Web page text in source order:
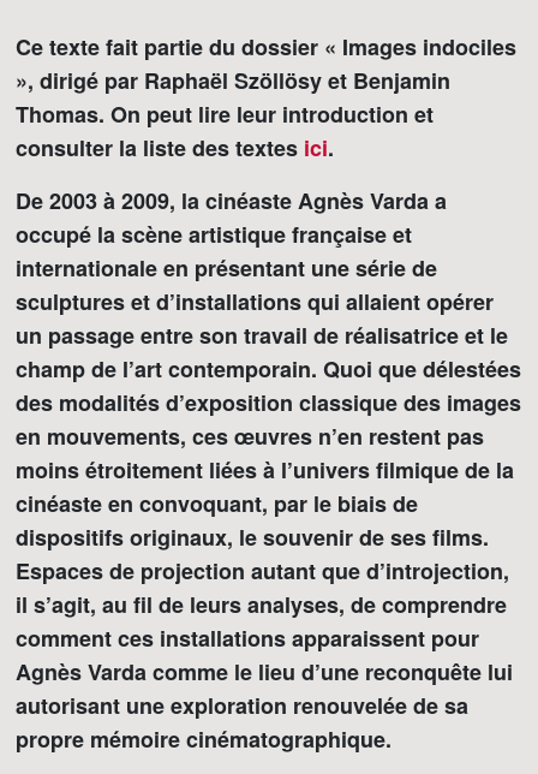
Ce texte fait partie du dossier « Images indociles
», dirigé par Raphaël Szöllösy et Benjamin
Thomas. On peut lire leur introduction et
consulter la liste des textes ici.
De 2003 à 2009, la cinéaste Agnès Varda a
occupé la scène artistique française et
internationale en présentant une série de
sculptures et d’installations qui allaient opérer
un passage entre son travail de réalisatrice et le
champ de l’art contemporain. Quoi que délestées
des modalités d’exposition classique des images
en mouvements, ces œuvres n’en restent pas
moins étroitement liées à l’univers filmique de la
cinéaste en convoquant, par le biais de
dispositifs originaux, le souvenir de ses films.
Espaces de projection autant que d’introjection,
il s’agit, au fil de leurs analyses, de comprendre
comment ces installations apparaissent pour
Agnès Varda comme le lieu d’une reconquête lui
autorisant une exploration renouvelée de sa
propre mémoire cinématographique.